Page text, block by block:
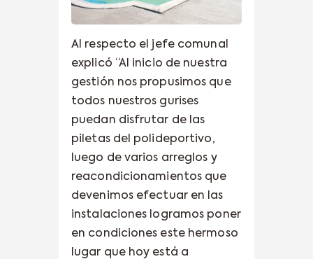
Al respecto el jefe comunal
explicó “Al inicio de nuestra
gestión nos propusimos que
todos nuestros gurises
puedan disfrutar de las
piletas del polideportivo,
luego de varios arreglos y
reacondicionamientos que
devenimos efectuar en las
instalaciones logramos poner
en condiciones este hermoso
lugar que hoy está a